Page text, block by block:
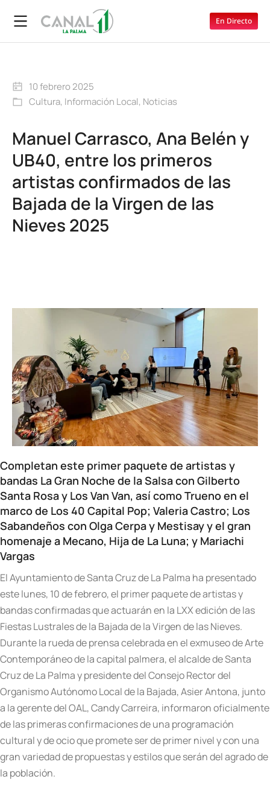
En Directo
10 febrero 2025
Cultura, Información Local, Noticias
Manuel Carrasco, Ana Belén y
UB40, entre los primeros
artistas confirmados de las
Bajada de la Virgen de las
Nieves 2025
Completan este primer paquete de artistas y
bandas La Gran Noche de la Salsa con Gilberto
Santa Rosa y Los Van Van, así como Trueno en el
marco de Los 40 Capital Pop; Valeria Castro; Los
Sabandeños con Olga Cerpa y Mestisay y el gran
homenaje a Mecano, Hija de La Luna; y Mariachi
Vargas
El Ayuntamiento de Santa Cruz de La Palma ha presentado
este lunes, 10 de febrero, el primer paquete de artistas y
bandas confirmadas que actuarán en la LXX edición de las
Fiestas Lustrales de la Bajada de la Virgen de las Nieves.
Durante la rueda de prensa celebrada en el exmuseo de Arte
Contemporáneo de la capital palmera, el alcalde de Santa
Cruz de La Palma y presidente del Consejo Rector del
Organismo Autónomo Local de la Bajada, Asier Antona, junto
a la gerente del OAL, Candy Carreira, informaron oficialmente
de las primeras confirmaciones de una programación
cultural y de ocio que promete ser de primer nivel y con una
gran variedad de propuestas y estilos que serán del agrado de
la población.